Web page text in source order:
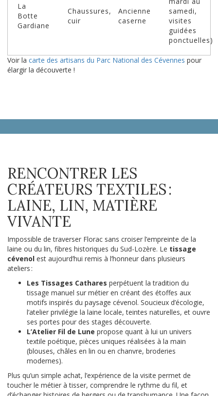
La
Botte
Gardiane
Chaussures,
cuir
Ancienne
caserne
samedi,
visites
guidées
ponctuelles)
Voir la carte des artisans du Parc National des Cévennes pour
élargir la découverte !
RENCONTRER LES
CRÉATEURS TEXTILES :
LAINE, LIN, MATIÈRE
VIVANTE
Impossible de traverser Florac sans croiser l’empreinte de la
laine ou du lin, fibres historiques du Sud-Lozère. Le tissage
cévenol est aujourd’hui remis à l’honneur dans plusieurs
ateliers :
Les Tissages Cathares perpétuent la tradition du
tissage manuel sur métier en créant des étoffes aux
motifs inspirés du paysage cévenol. Soucieux d’écologie,
l’atelier privilégie la laine locale, teintes naturelles, et ouvre
ses portes pour des stages découverte.
L’Atelier Fil de Lune propose quant à lui un univers
textile poétique, pièces uniques réalisées à la main
(blouses, châles en lin ou en chanvre, broderies
modernes).
Plus qu’un simple achat, l’expérience de la visite permet de
toucher le métier à tisser, comprendre le rythme du fil, et